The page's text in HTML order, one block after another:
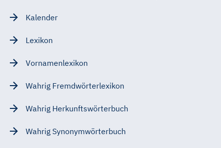
Kalender
Lexikon
Vornamenlexikon
Wahrig Fremdwörterlexikon
Wahrig Herkunftswörterbuch
Wahrig Synonymwörterbuch